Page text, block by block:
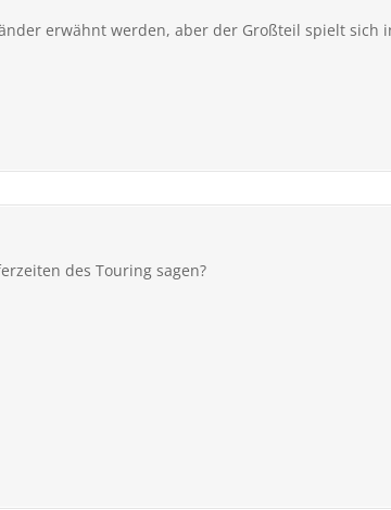
erwähnt werden, aber der Großteil spielt sich
des Touring sagen?